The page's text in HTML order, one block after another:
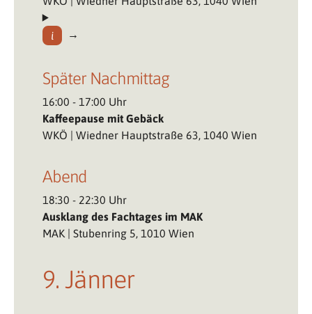
Später Nachmittag
16:00 - 17:00 Uhr
Kaffeepause mit Gebäck
WKÖ | Wiedner Hauptstraße 63, 1040 Wien
Abend
18:30 - 22:30 Uhr
Ausklang des Fachtages im MAK
MAK | Stubenring 5, 1010 Wien
9. Jänner